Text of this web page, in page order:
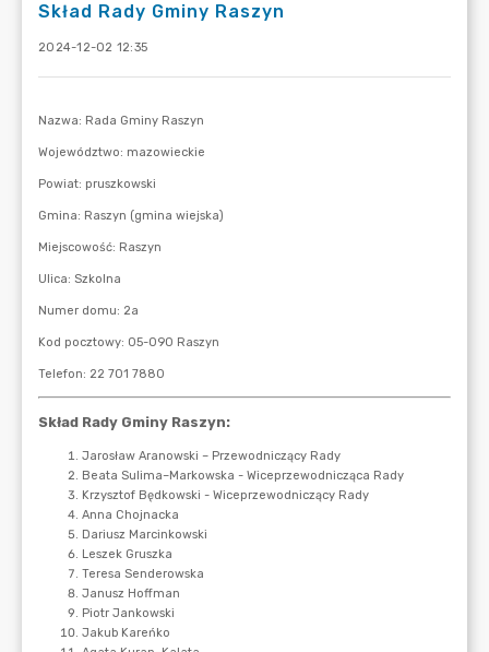
Skład Rady Gminy Raszyn
2024-12-02 12:35